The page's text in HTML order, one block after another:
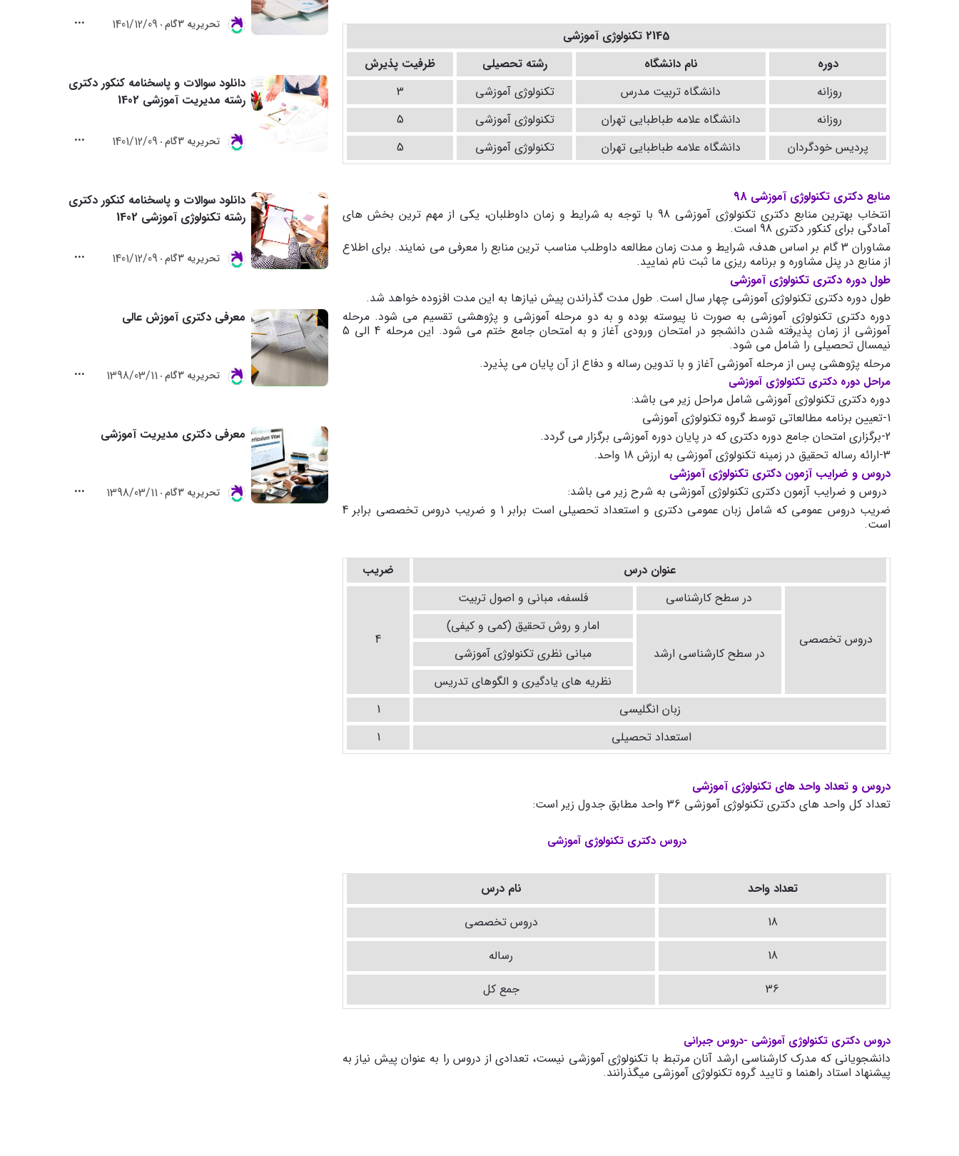
2145 تکنولوژی آموزشی
دوره
نام دانشگاه رشته تحصیلی
ظرفیت پذیرش
روزانه
دانشگاه تربیت مدرس تکنولوژی آموزشی
3
روزانه
دانشگاه علامه طباطبایی تهران تکنولوژی آموزشی
5
پردیس خودگردان
دانشگاه علامه طباطبایی تهران تکنولوژی آموزشی 5
منابع دکتری تکنولوژی آموزشی 98
انتخاب بهترین منابع دکتری تکنولوژی آموزشی 98 با توجه به شرایط و زمان داوطلبان، یکی از مهم ترین بخش های
آمادگی برای کنکور دکتری 98 است.
مشاوران 3 گام بر اساس هدف، شرایط و مدت زمان مطالعه داوطلب مناسب ترین منابع را معرفی می نمایند. برای اطلاع
از منابع در پنل مشاوره و برنامه ریزی ما ثبت نام نمایید.
طول دوره دکتری تکنولوژی آموزشی
طول دوره دکتری تکنولوژی آموزشی چهار سال است. طول مدت گذراندن پیش نیازها به این مدت افزوده خواهد شد.
دوره دکتری تکنولوژی آموزشی به صورت نا پیوسته بوده و به دو مرحله آموزشی و پژوهشی تقسیم می شود. مرحله
آموزشی از زمان پذیرفته شدن دانشجو در امتحان ورودی آغاز و به امتحان جامع ختم می شود. این مرحله 4 الی 5
نیمسال تحصیلی را شامل می شود.
مرحله پژوهشی پس از مرحله آموزشی آغاز و با تدوین رساله و دفاع از آن پایان می پذیرد.
مراحل دوره دکتری تکنولوژی آموزشی
دوره دکتری تکنولوژی آموزشی شامل مراحل زیر می باشد:
1-تعیین برنامه مطالعاتی توسط گروه تکنولوژی آموزشی
2-برگزاری امتحان جامع دوره دکتری که در پایان دوره آموزشی برگزار می گردد.
3-ارائه رساله تحقیق در زمینه تکنولوژی آموزشی به ارزش 18 واحد.
دروس و ضرایب آزمون دکتری تکنولوژی آموزشی
دروس و ضرایب آزمون دکتری تکنولوژی آموزشی به شرح زیر می باشد:
ضریب دروس عمومی که شامل زبان عمومی دکتری و استعداد تحصیلی است برابر 1 و ضریب دروس تخصصی برابر 4
است.
عنوان درس ضریب
دروس تخصصی
در سطح کارشناسی فلسفه، مبانی و اصول تربیت
4
در سطح کارشناسی ارشد
امار و روش تحقیق (کمی و کیفی)
مبانی نظری تکنولوژی آموزشی
نظریه های یادگیری و الگوهای تدریس
زبان انگلیسی
1
استعداد تحصیلی
1
دروس و تعداد واحد های تکنولوژی آموزشی
تعداد کل واحد های دکتری تکنولوژی آموزشی 36 واحد مطابق جدول زیر است:
دروس دکتری تکنولوژی آموزشی
تعداد واحد
نام درس
18
دروس تخصصی
18
رساله
36
جمع کل
دروس دکتری تکنولوژی آموزشی -دروس جبرانی
دانشجویانی که مدرک کارشناسی ارشد آنان مرتبط با تکنولوژی آموزشی نیست، تعدادی از دروس را به عنوان پیش نیاز به
پیشنهاد استاد راهنما و تایید گروه تکنولوژی آموزشی میگذرانند.
تحريريه 3گام 1401/12/09
دانلود سوالات و پاسخنامه کنکور دکتری
رشته مدیریت آموزشی 1402
تحريريه 3گام 1401/12/09
دانلود سوالات و پاسخنامه کنکور دکتری
رشته تکنولوژی آموزشی 1402
تحريريه 3گام 1401/12/09
معرفی دکتری آموزش عالی
تحريريه 3گام 1398/03/11
معرفی دکتری مدیریت آموزشی
تحريريه 3گام 1398/03/11